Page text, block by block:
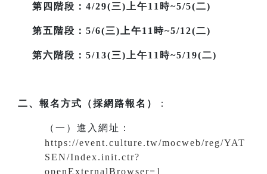
第四階段：4/29(三)上午11時~5/5(二)
第五階段：5/6(三)上午11時~5/12(二)
第六階段：5/13(三)上午11時~5/19(二)
二、報名方式（採網路報名） ：
（一）進入網址 ：
https://event.culture.tw/mocweb/reg/YAT
SEN/Index.init.ctr?
openExternalBrowser=1